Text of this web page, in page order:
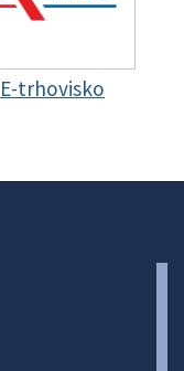
E-trhovisko